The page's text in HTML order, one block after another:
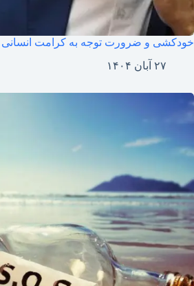
خودکشی و ضرورت توجه به کرامت انسانی
۲۷ آبان ۱۴۰۴